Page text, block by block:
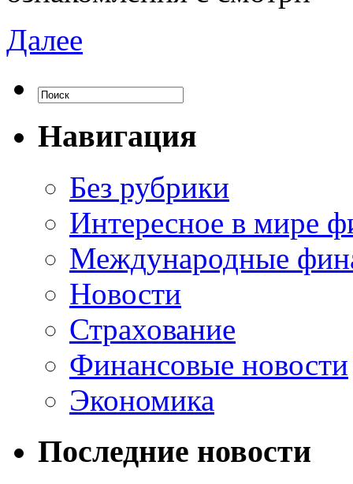
Далее
Навигация
Без рубрики
Интересное в мире
Международные
Новости
Страхование
Финансовые новости
Экономика
Последние новости